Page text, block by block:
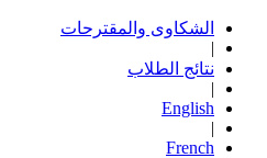
الشكاوى والمقترحات
|
نتائج الطلاب
|
English
|
French